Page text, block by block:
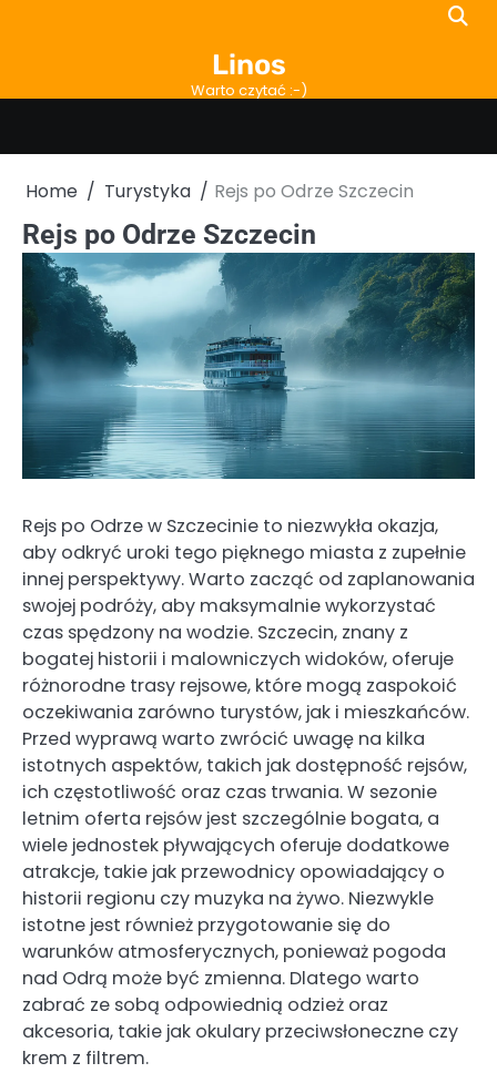
Linos
Warto czytać :-)
Home Turystyka Rejs po Odrze Szczecin
Rejs po Odrze Szczecin
Rejs po Odrze w Szczecinie to niezwykła okazja,
aby odkryć uroki tego pięknego miasta z zupełnie
innej perspektywy. Warto zacząć od zaplanowania
swojej podróży, aby maksymalnie wykorzystać
czas spędzony na wodzie. Szczecin, znany z
bogatej historii i malowniczych widoków, oferuje
różnorodne trasy rejsowe, które mogą zaspokoić
oczekiwania zarówno turystów, jak i mieszkańców.
Przed wyprawą warto zwrócić uwagę na kilka
istotnych aspektów, takich jak dostępność rejsów,
ich częstotliwość oraz czas trwania. W sezonie
letnim oferta rejsów jest szczególnie bogata, a
wiele jednostek pływających oferuje dodatkowe
atrakcje, takie jak przewodnicy opowiadający o
historii regionu czy muzyka na żywo. Niezwykle
istotne jest również przygotowanie się do
warunków atmosferycznych, ponieważ pogoda
nad Odrą może być zmienna. Dlatego warto
zabrać ze sobą odpowiednią odzież oraz
akcesoria, takie jak okulary przeciwsłoneczne czy
krem z filtrem.